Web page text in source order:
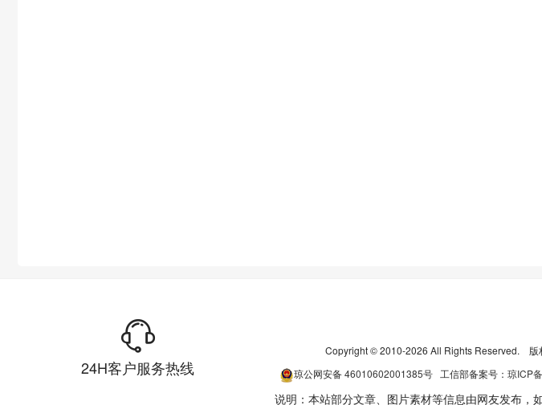
24H客户服务热线
Copyright © 2010-2026 All Rights Reserved. 版
琼公网安备46010602001385号工信部备案号： 琼ICP
说明：本站部分文章、图片素材等信息由网友发布，